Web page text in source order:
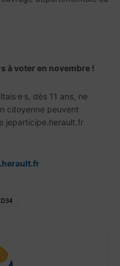
.s à voter en novembre !
.e.s, dès 11 ans, ne
citoyenne peuvent
jeparticipe.herault.fr